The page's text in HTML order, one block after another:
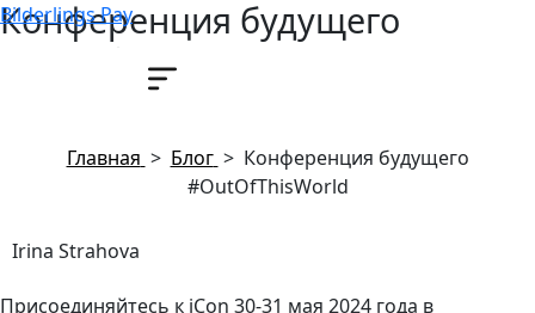
Bilderlings Pay
Конференция будущего
#OutOfThisWorld
Главная > Блог > Конференция будущего
#OutOfThisWorld
Irina Strahova
Присоединяйтесь к iCon 30-31 мая 2024 года в